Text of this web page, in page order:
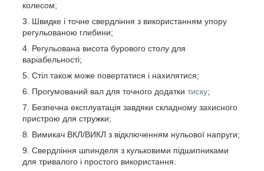
колесом;
Швидке і точне свердління з використанням упору
регульованою глибини;
Регульована висота бурового столу для
варіабельності;
Стіл також може повертатися і нахилятися;
Прогумований вал для точного додатки тиску;
Безпечна експлуатація завдяки складному захисного
пристрою для стружки;
Вимикач ВКЛ/ВИКЛ з відключенням нульової напруги;
Свердління шпинделя з кульковими підшипниками
для тривалого і простого використання.